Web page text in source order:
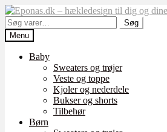
Spring
til
navigation
Spring
til
indhold
Søg
efter:
Søg
Menu
Baby
Sweaters og trøjer
Veste og toppe
Kjoler og nederdele
Bukser og shorts
Tilbehør
Børn